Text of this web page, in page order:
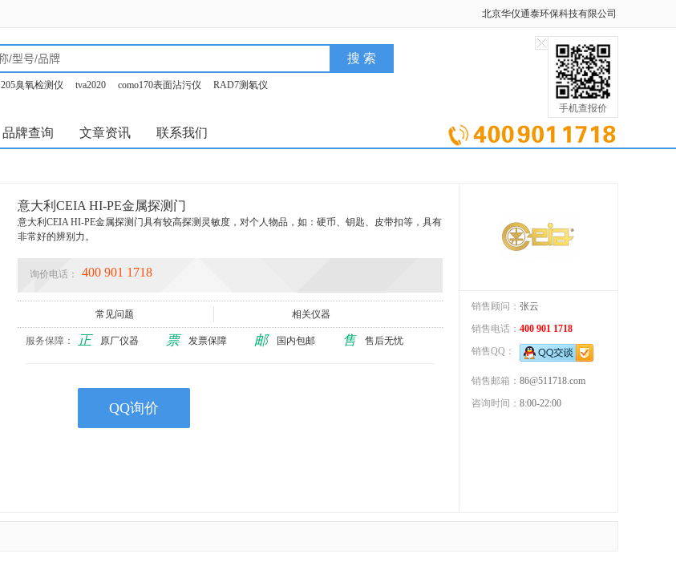
北京华仪通泰环保科技有限公司
205臭氧检测仪 tva2020 como170表面沾污仪
RAD7测氡仪
手机查报价
品牌查询 文章资讯 联系我们
意大利CEIA HI-PE金属探测门
意大利CEIA HI-PE金属探测门具有较高探测灵敏度，对个人物品，如：硬币、钥匙、皮带扣等，具有
非常好的辨别力。
询价电话： 400 901 1718
常见问题 相关仪器
服务保障： 正 原厂仪器 票 发票保障 邮 国内包邮 售 售后无忧
QQ询价
销售顾问： 张云
销售电话： 400 901 1718
销售QQ：
销售邮箱： 86@511718.com
咨询时间： 8:00-22:00